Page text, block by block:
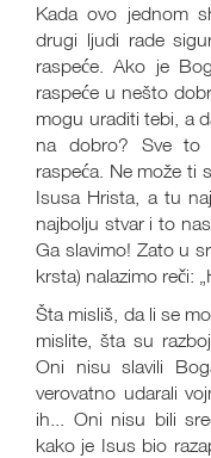
Kada ovo jednom
drugi ljudi rade
raspeće. Ako je
raspeće u nešto
mogu uraditi tebi, a
na dobro? Sve to
raspeća. Ne može ti
Isusa Hrista, a tu
najbolju stvar i to
Ga slavimo! Zato u
krsta) nalazimo reči:
Šta misliš, da li se
mislite, šta su
Oni nisu slavili
verovatno udarali
ih... Oni nisu bili
kako je Isus bio